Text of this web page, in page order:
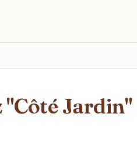
"Côté Jardin"